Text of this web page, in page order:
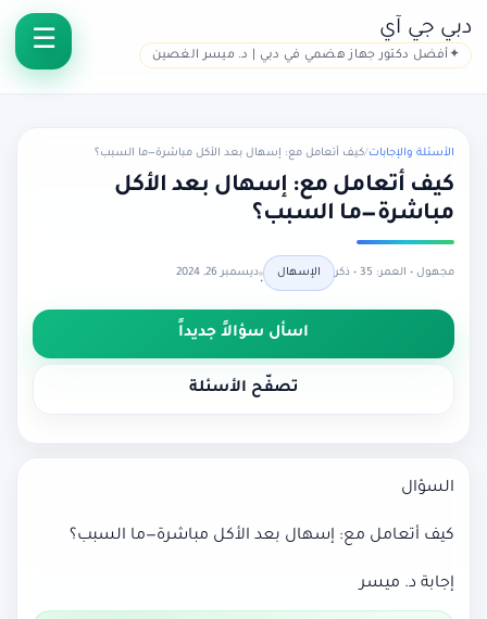
دبي جي آي
أفضل دكتور جهاز هضمي في دبي | د. ميسر الغصين
الأسئلة والإجابات/كيف أتعامل مع: إسهال بعد الأكل مباشرة—ما السبب؟
كيف أتعامل مع: إسهال بعد الأكل
مباشرة—ما السبب؟
مجهول • العمر: 35 • ذكر الإسهال
•
ديسمبر 26, 2024
اسأل سؤالاً جديداً
تصفّح الأسئلة
السؤال
كيف أتعامل مع: إسهال بعد الأكل مباشرة—ما السبب؟
إجابة د. ميسر